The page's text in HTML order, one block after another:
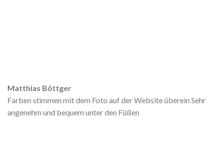
Matthias Böttger
Farben stimmen mit dem Foto auf der Website überein Sehr
angenehm und bequem unter den Füßen